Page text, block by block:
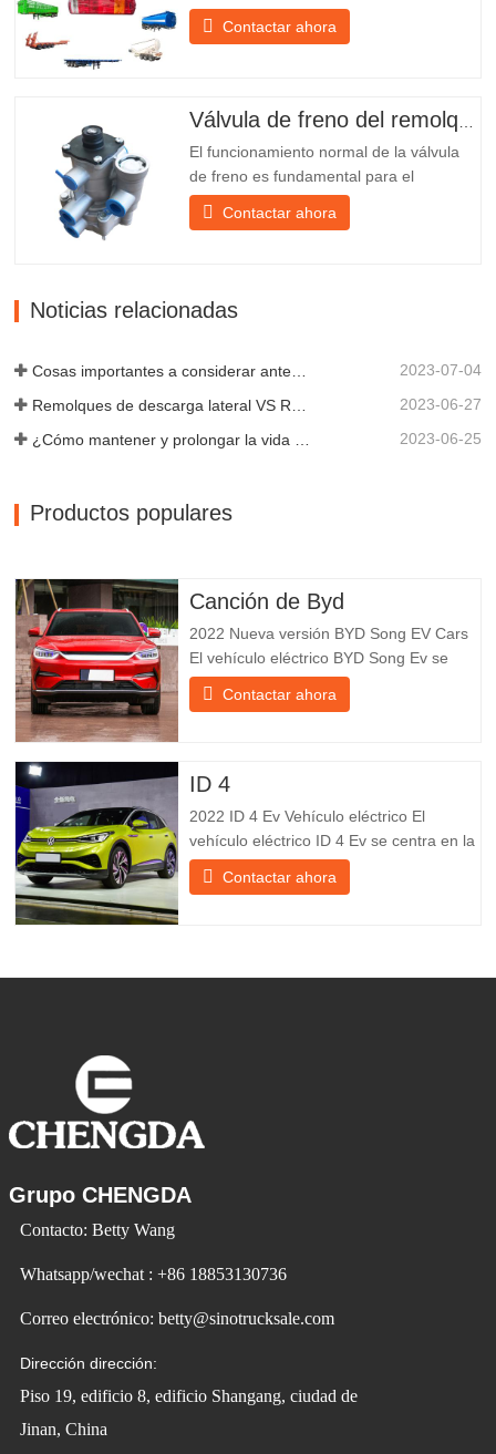
soporte de hierro, mucho más resistente
que otros materiales. Se incluyen
hierro delante de la pantalla de la
Contactar ahora
El funcionamiento normal de la válvula
de freno es fundamental para el
estacionamiento, ya que facilita el
frenado suave del remolque. Chengda,
tipos de remolques, integrando
producción, investigación y desarrollo
Contactar ahora
Noticias relacionadas
2023-07-04
2023-06-27
¿Cómo mantener y prolongar la vida útil de los remolques de descarga final? 2023-06-25
Productos populares
Canción de Byd
2022 Nueva versión BYD Song EV Cars
El vehículo eléctrico BYD Song Ev se
centra en la experiencia del cliente y el
desarrollo de productos para satisfacer la
populares. BYD Song Ev Electric Vehicle
Contactar ahora
ID 4
2022 ID 4 Ev Vehículo eléctrico El
vehículo eléctrico ID 4 Ev se centra en la
experiencia del cliente y el desarrollo de
productos para satisfacer la demanda del
Contactar ahora
Grupo CHENGDA
Contacto: Betty Wang
Whatsapp/wechat : +86 18853130736
Correo electrónico: betty@sinotrucksale.com
Dirección dirección:
Piso 19, edificio 8, edificio Shangang, ciudad de
Jinan, China